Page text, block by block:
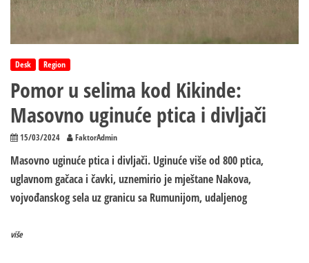
Desk Region
Pomor u selima kod Kikinde:
Masovno uginuće ptica i divljači
15/03/2024 FaktorAdmin
Masovno uginuće ptica i divljači. Uginuće više od 800 ptica,
uglavnom gačaca i čavki, uznemirio je mještane Nakova,
vojvođanskog sela uz granicu sa Rumunijom, udaljenog
više